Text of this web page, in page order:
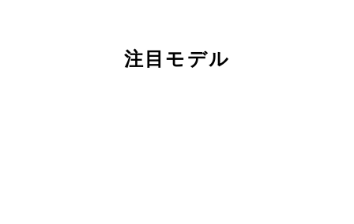
注目モデル